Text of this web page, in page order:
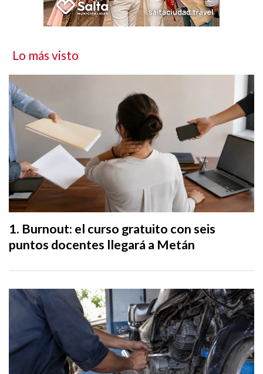
Lo más visto
Burnout: el curso gratuito con seis
puntos docentes llegará a Metán